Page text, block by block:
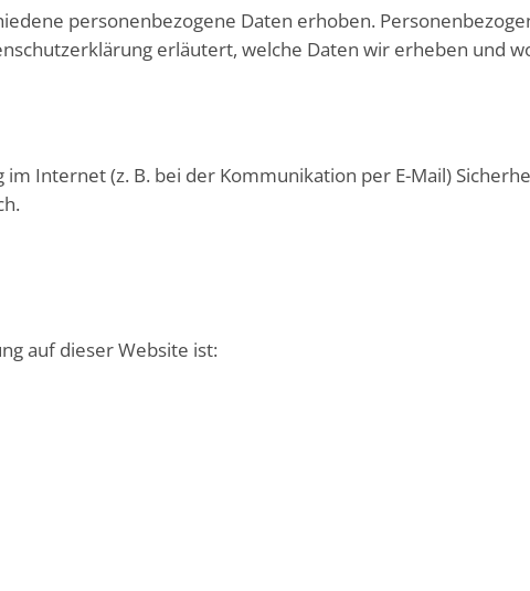
personenbezogene Daten erhoben.
erläutert, welche Daten wir erheben und
Internet (z. B. bei der Kommunikation per E-Mail)
auf dieser Website ist: